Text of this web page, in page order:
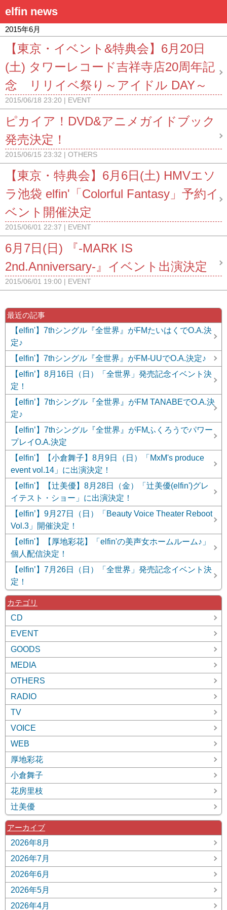
elfin news
2015年6月
【東京・イベント&特典会】6月20日
(土) タワーレコード吉祥寺店20周年記
念 リリイベ祭り～アイドル DAY～
2015/06/18 23:20 EVENT
ピカイア！DVD&アニメガイドブック
発売決定！
2015/06/15 23:32 OTHERS
【東京・特典会】6月6日(土) HMVエソ
ラ池袋 elfin'「Colorful Fantasy」予約イ
ベント開催決定
2015/06/01 22:37 EVENT
6月7日(日) 『-MARK IS
2nd.Anniversary-』イベント出演決定
2015/06/01 19:00 EVENT
最近の記事
【elfin'】7thシングル『全世界』がFMたいはくでO.A.決
定♪
【elfin'】7thシングル『全世界』がFM-UUでO.A.決定♪
【elfin’】8月16日（日）「全世界」発売記念イベント決
定！
【elfin’】7thシングル『全世界』がFM TANABEでO.A.決
定♪
【elfin’】7thシングル『全世界』がFMふくろうでパワー
プレイO.A.決定
【elfin'】【小倉舞子】8月9日（日）「MxM's produce
event vol.14」に出演決定！
【elfin'】【辻美優】8月28日（金）「辻美優(elfin')グレ
イテスト・ショー」に出演決定！
【elfin’】9月27日（日）「Beauty Voice Theater Reboot
Vol.3」開催決定！
【elfin'】【厚地彩花】「elfin'の美声女ホームルーム♪」
個人配信決定！
【elfin’】7月26日（日）「全世界」発売記念イベント決
定！
カテゴリ
CD
EVENT
GOODS
MEDIA
OTHERS
RADIO
TV
VOICE
WEB
厚地彩花
小倉舞子
花房里枝
辻美優
アーカイブ
2026年8月
2026年7月
2026年6月
2026年5月
2026年4月